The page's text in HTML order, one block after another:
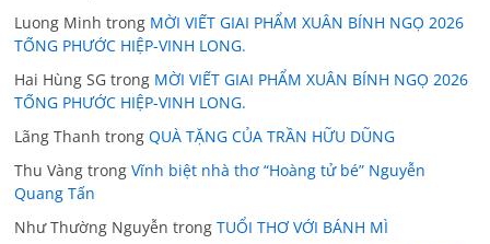
Luong Minh trong MỜI VIẾT GIAI PHẨM XUÂN BÍNH NGỌ 2026
TỐNG PHƯỚC HIỆP-VINH LONG.
Hai Hùng SG trong MỜI VIẾT GIAI PHẨM XUÂN BÍNH NGỌ 2026
TỐNG PHƯỚC HIỆP-VINH LONG.
Lãng Thanh trongQUÀ TẶNG CỦA TRẦN HỮU DŨNG
Thu Vàng trongVĩnh biệt nhà thơ “Hoàng tử bé” Nguyễn
Quang Tấn
Như Thường Nguyễn trongTUỔI THƠ VỚI BÁNH MÌ